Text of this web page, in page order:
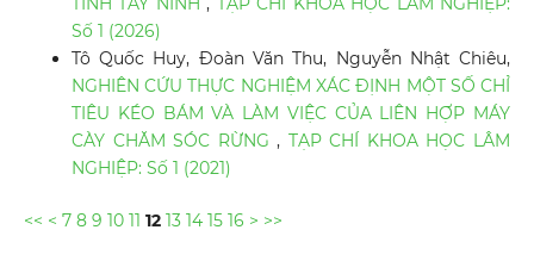
Số 1 (2026)
Tô Quốc Huy, Đoàn Văn Thu, Nguyễn Nhật Chiêu,
NGHIÊN CỨU THỰC NGHIỆM XÁC ĐỊNH MỘT SỐ CHỈ
TIÊU KÉO BÁM VÀ LÀM VIỆC CỦA LIÊN HỢP MÁY
CÀY CHĂM SÓC RỪNG, TẠP CHÍ KHOA HỌC LÂM
NGHIỆP: Số 1 (2021)
<< < 7 8 9 10 11 12 13 14 15 16 > >>